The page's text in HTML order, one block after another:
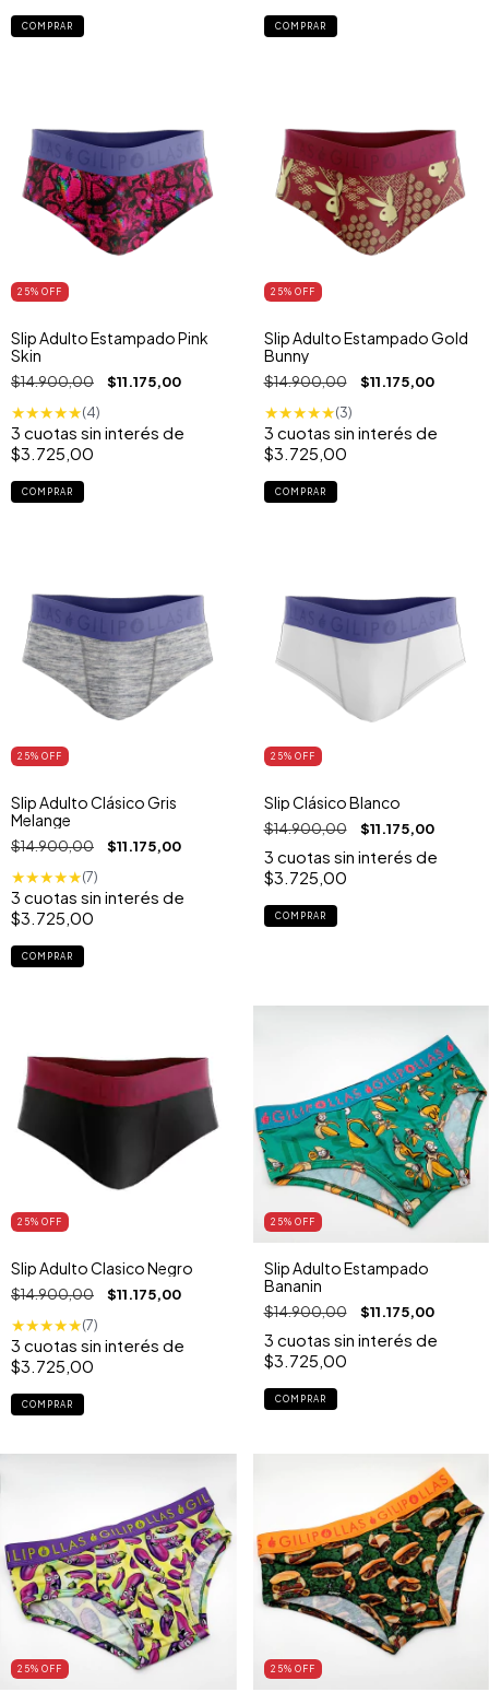
COMPRAR COMPRAR
25% OFF
Slip Adulto Estampado Pink
Skin
$14.900,00 $11.175,00
★★★★★(4)
3 cuotas sin interés de
$3.725,00
COMPRAR
25% OFF
Slip Adulto Estampado Gold
Bunny
$14.900,00 $11.175,00
★★★★★(3)
3 cuotas sin interés de
$3.725,00
COMPRAR
25% OFF
Slip Adulto Clásico Gris
Melange
$14.900,00 $11.175,00
★★★★★(7)
3 cuotas sin interés de
$3.725,00
COMPRAR
25% OFF
Slip Clásico Blanco
$14.900,00 $11.175,00
3 cuotas sin interés de
$3.725,00
COMPRAR
25% OFF
Slip Adulto Clasico Negro
$14.900,00 $11.175,00
★★★★★(7)
3 cuotas sin interés de
$3.725,00
COMPRAR
25% OFF
Slip Adulto Estampado
Bananin
$14.900,00 $11.175,00
3 cuotas sin interés de
$3.725,00
COMPRAR
25% OFF 25% OFF